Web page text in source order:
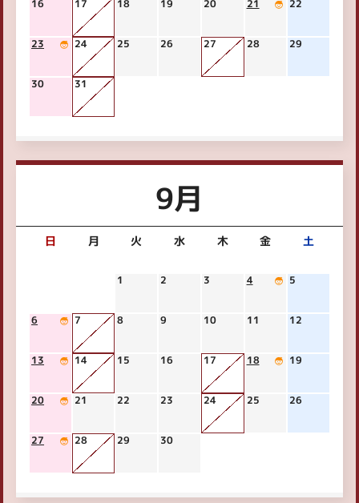
16 17 18 19 20 21 22
23 24 25 26 27 28 29
30 31
9月
日 月 火 水 木 金 土
1 2 3 4 5
6 7 8 9 10 11 12
13 14 15 16 17 18 19
20 21 22 23 24 25 26
27 28 29 30